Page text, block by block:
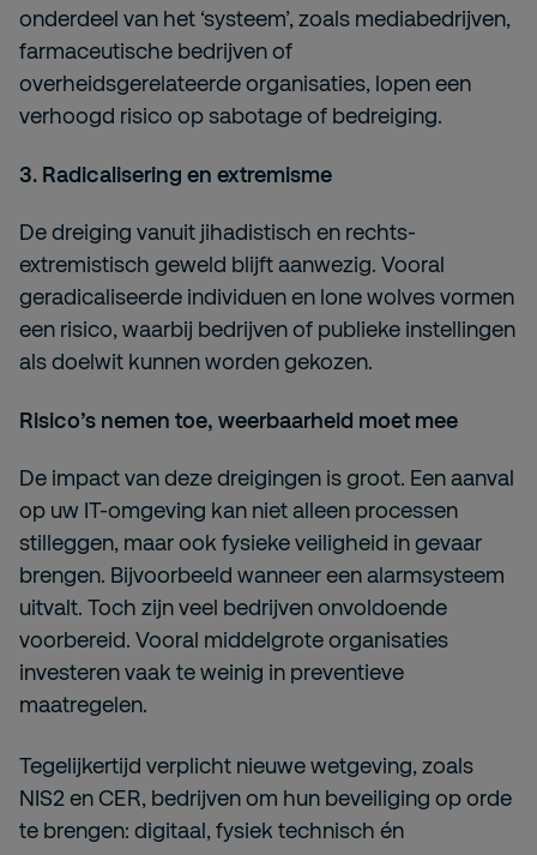
onderdeel van het ‘systeem’, zoals mediabedrijven,
farmaceutische bedrijven of
overheidsgerelateerde organisaties, lopen een
verhoogd risico op sabotage of bedreiging.
3. Radicalisering en extremisme
De dreiging vanuit jihadistisch en rechts-
extremistisch geweld blijft aanwezig. Vooral
geradicaliseerde individuen en lone wolves vormen
een risico, waarbij bedrijven of publieke instellingen
als doelwit kunnen worden gekozen.
Risico’s nemen toe, weerbaarheid moet mee
De impact van deze dreigingen is groot. Een aanval
op uw IT-omgeving kan niet alleen processen
stilleggen, maar ook fysieke veiligheid in gevaar
brengen. Bijvoorbeeld wanneer een alarmsysteem
uitvalt. Toch zijn veel bedrijven onvoldoende
voorbereid. Vooral middelgrote organisaties
investeren vaak te weinig in preventieve
maatregelen.
Tegelijkertijd verplicht nieuwe wetgeving, zoals
NIS2 en CER, bedrijven om hun beveiliging op orde
te brengen: digitaal, fysiek technisch én